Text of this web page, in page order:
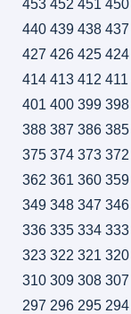
453 452 451 450
440 439 438 437
427 426 425 424
414 413 412 411
401 400 399 398
388 387 386 385
375 374 373 372
362 361 360 359
349 348 347 346
336 335 334 333
323 322 321 320
310 309 308 307
297 296 295 294